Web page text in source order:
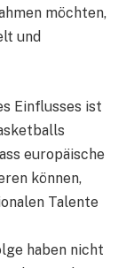
möchten,
und
Einflusses ist
europäische
können,
Talente
haben nicht